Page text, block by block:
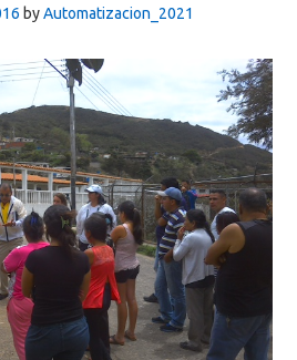
byAutomatizacion_2021